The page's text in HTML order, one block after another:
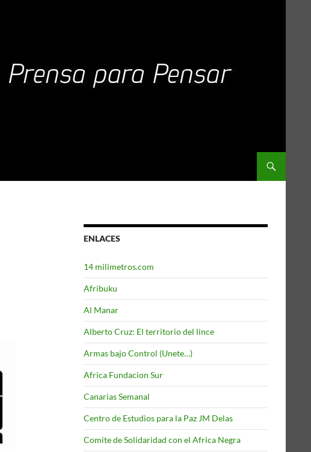
ENLACES
14 milimetros.com
Afribuku
Al Manar
Alberto Cruz: El territorio del lince
Armas bajo Control (Unete…)
Africa Fundacion Sur
Canarias Semanal
Centro de Estudios para la Paz JM Delas
Comite de Solidaridad con el Africa Negra